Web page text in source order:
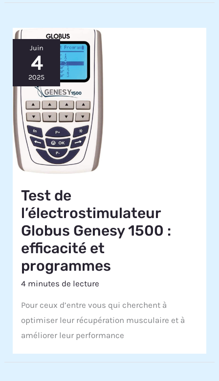
Juin
4
2025
Test de
l’électrostimulateur
Globus Genesy 1500 :
efficacité et
programmes
4 minutes de lecture
Pour ceux d’entre vous qui cherchent à
optimiser leur récupération musculaire et à
améliorer leur performance